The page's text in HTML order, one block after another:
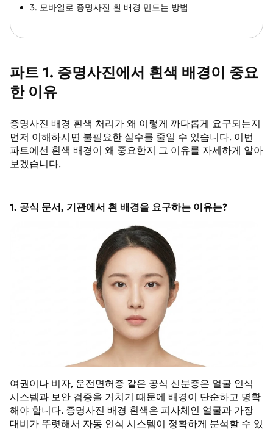
3. 모바일로 증명사진 흰 배경 만드는 방법
파트 1. 증명사진에서 흰색 배경이 중요
한 이유
증명사진 배경 흰색 처리가 왜 이렇게 까다롭게 요구되는지
먼저 이해하시면 불필요한 실수를 줄일 수 있습니다. 이번
파트에선 흰색 배경이 왜 중요한지 그 이유를 자세하게 알아
보겠습니다.
1. 공식 문서, 기관에서 흰 배경을 요구하는 이유는?
여권이나 비자, 운전면허증 같은 공식 신분증은 얼굴 인식
시스템과 보안 검증을 거치기 때문에 배경이 단순하고 명확
해야 합니다. 증명사진 배경 흰색은 피사체인 얼굴과 가장
대비가 뚜렷해서 자동 인식 시스템이 정확하게 분석할 수 있